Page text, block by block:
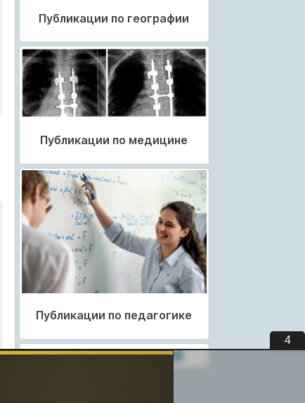
Публикации по географии
Публикации по медицине
Публикации по педагогике
Разделы публикаций
3